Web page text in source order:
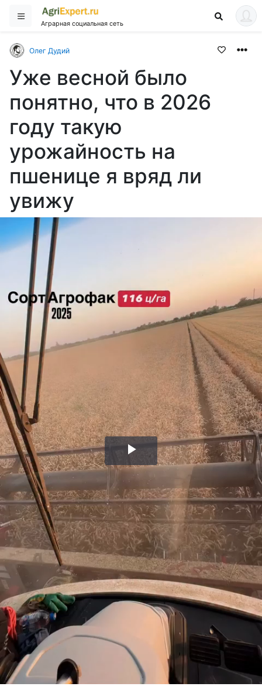
Аграрная социальная сеть
Олег Дудий
Уже весной было
понятно, что в 2026
году такую
урожайность на
пшенице я вряд ли
увижу
Воспроизвести
видео